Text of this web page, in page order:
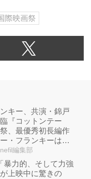
際映画祭
キー、共演・錦戸
『コットンテー
、最優秀初長編作
・フランキーは現
！編集部
暴力的、そして力強
上映中に驚きの